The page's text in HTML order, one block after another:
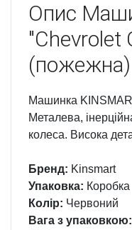
Опис
"Chevrolet
(пожежна)
Машинка
Металева,
колеса. Висока
Бренд: Kinsmart
Упаковка: Коробка
Колір: Червоний
Вага з упаковкою: